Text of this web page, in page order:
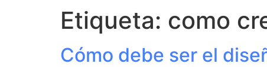
Etiqueta: como
Cómo debe ser el